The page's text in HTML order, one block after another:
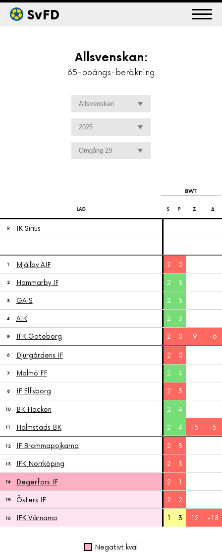
SvFD
Allsvenskan:
65-poängs-beräkning
BWT
LAG S P Σ Δ
9 IK Sirius
1 Mjällby AIF 2 0
2 Hammarby IF 2 3
3 GAIS 2 3
4 AIK 2 3
5 IFK Göteborg 2 0 9 -6
6 Djurgårdens IF 2 0
7 Malmö FF 2 4
8 IF Elfsborg 2 3
10 BK Häcken 2 4
11 Halmstads BK 2 4 15 -5
12 IF Brommapojkarna 2 3
13 IFK Norrköping 2 3
14 Degerfors IF 2 1
15 Östers IF 2 2
16 IFK Värnamo 1 3 12 -18
Negativt kval